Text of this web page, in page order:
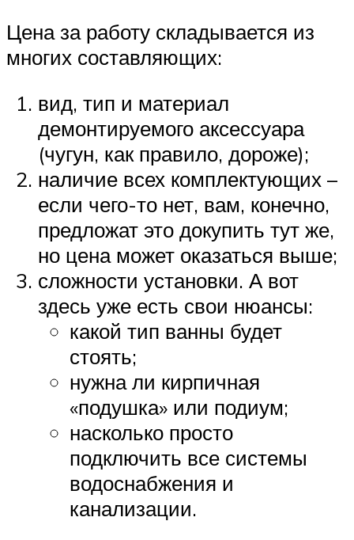
Цена за работу складывается из
многих составляющих:
вид, тип и материал
демонтируемого аксессуара
(чугун, как правило, дороже);
наличие всех комплектующих –
если чего-то нет, вам, конечно,
предложат это докупить тут же,
но цена может оказаться выше;
сложности установки. А вот
здесь уже есть свои нюансы:
какой тип ванны будет
стоять;
нужна ли кирпичная
«подушка» или подиум;
насколько просто
подключить все системы
водоснабжения и
канализации.